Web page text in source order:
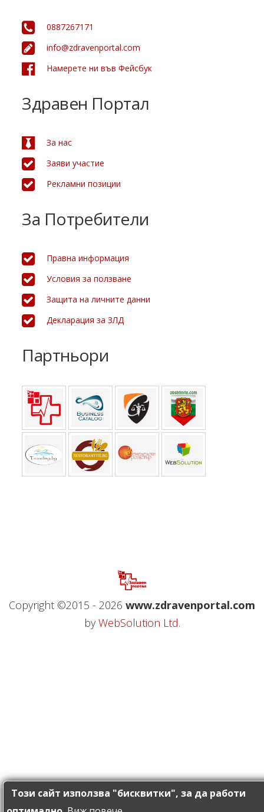
Този сайт използва "бисквитки", за да работи
0887267171
info@zdravenportal.com
Намерете ни във Фейсбук
Здравен Портал
За нас
Заяви участие
Рекламни позиции
За Потребители
Правна информация
Условия за ползване
Защита на личните данни
Декларация за ЗЛД
Партньори
Copyright ©2015 - 2026 www.zdravenportal.com
by WebSolution Ltd.